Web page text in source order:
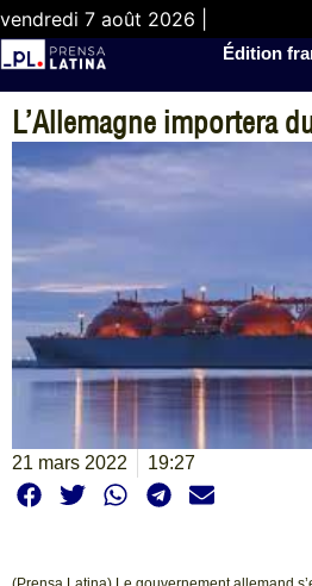
vendredi 7 août 2026 |
Édition
L’Allemagne importera
21 mars 2022 19:27